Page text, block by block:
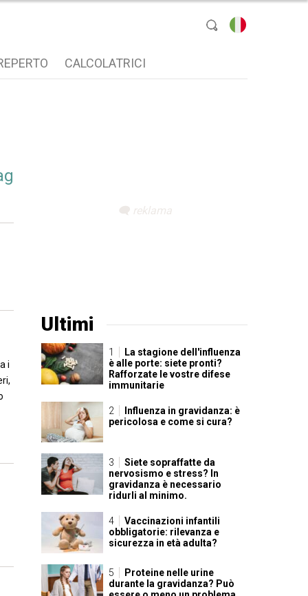
CALCOLATRICI
i
Ultimi
La stagione dell'influenza
è alle porte: siete pronti?
Rafforzate le vostre difese
immunitarie
Influenza in gravidanza: è
pericolosa e come si cura?
Siete sopraffatte da
nervosismo e stress? In
gravidanza è necessario
ridurli al minimo.
Vaccinazioni infantili
obbligatorie: rilevanza e
sicurezza in età adulta?
Proteine nelle urine
durante la gravidanza? Può